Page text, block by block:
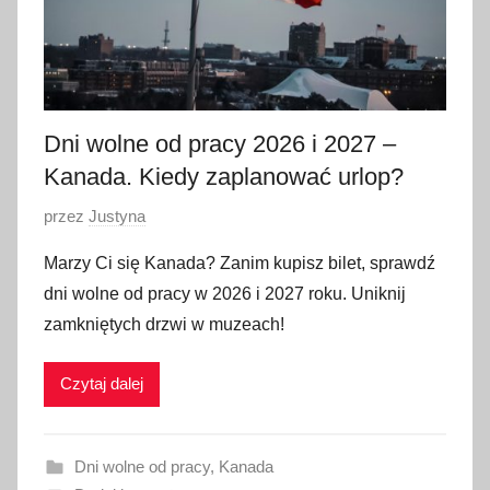
Dni wolne od pracy 2026 i 2027 –
Kanada. Kiedy zaplanować urlop?
O
u
b
l
i
a
przez Justyna
Marzy Ci się Kanada? Zanim kupisz bilet, sprawdź
dni wolne od pracy w 2026 i 2027 roku. Uniknij
zamkniętych drzwi w muzeach!
Czytaj dalej
Dni wolne od pracy, Kanada